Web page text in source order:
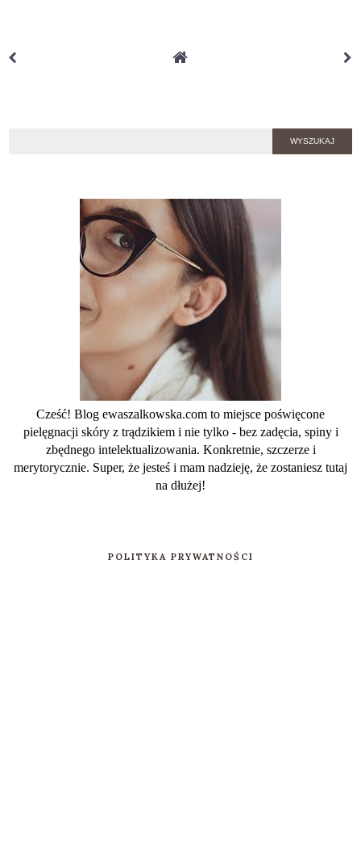
Cześć! Blog ewaszalkowska.com to miejsce poświęcone
pielęgnacji skóry z trądzikiem i nie tylko - bez zadęcia, spiny i
zbędnego intelektualizowania. Konkretnie, szczerze i
merytorycznie. Super, że jesteś i mam nadzieję, że zostaniesz tutaj
na dłużej!
POLITYKA PRYWATNOŚCI